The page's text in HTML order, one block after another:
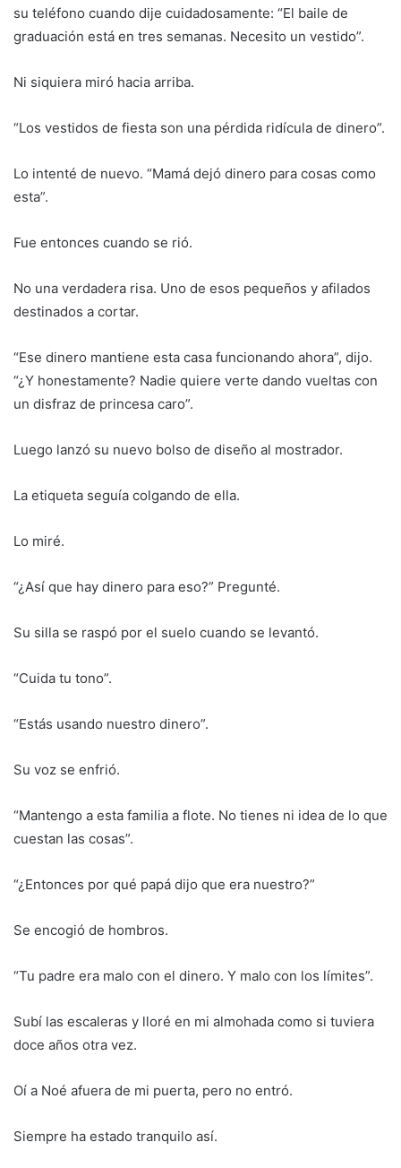
su teléfono cuando dije cuidadosamente: “El baile de
graduación está en tres semanas. Necesito un vestido”.
Ni siquiera miró hacia arriba.
“Los vestidos de fiesta son una pérdida ridícula de dinero”.
Lo intenté de nuevo. “Mamá dejó dinero para cosas como
esta”.
Fue entonces cuando se rió.
No una verdadera risa. Uno de esos pequeños y afilados
destinados a cortar.
“Ese dinero mantiene esta casa funcionando ahora”, dijo.
“¿Y honestamente? Nadie quiere verte dando vueltas con
un disfraz de princesa caro”.
Luego lanzó su nuevo bolso de diseño al mostrador.
La etiqueta seguía colgando de ella.
Lo miré.
“¿Así que hay dinero para eso?” Pregunté.
Su silla se raspó por el suelo cuando se levantó.
“Cuida tu tono”.
“Estás usando nuestro dinero”.
Su voz se enfrió.
“Mantengo a esta familia a flote. No tienes ni idea de lo que
cuestan las cosas”.
“¿Entonces por qué papá dijo que era nuestro?”
Se encogió de hombros.
“Tu padre era malo con el dinero. Y malo con los límites”.
Subí las escaleras y lloré en mi almohada como si tuviera
doce años otra vez.
Oí a Noé afuera de mi puerta, pero no entró.
Siempre ha estado tranquilo así.